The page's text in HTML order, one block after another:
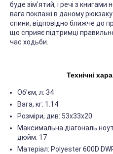
буде зім'ятий, і речі з
вага поклажі в даному
спини, відповідно ближче до
що сприяє підтримці
час ходьби.
Технічні
Об'єм, л: 34
Вага, кг: 1.14
Розміри, див: 53х33х20
Максимальна діагональ
дюйм: 17
Матеріал: Polyester 600D